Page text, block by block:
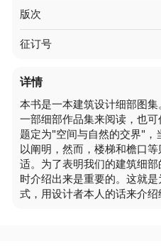
版次
征订号
详情
本书是一本建筑设计细部图
一部细部作品集来阅读，也
题定为"空间与自然的交界"，
以阐明，然而，楼梯和檐口
适。为了表明我们的建筑细
时介绍出来是重要的。这就
式，用设计者本人的话来介绍